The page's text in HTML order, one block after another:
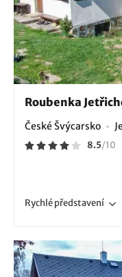
Roubenka
České Švýcarsko
8.5/10
Rychlépředstavení